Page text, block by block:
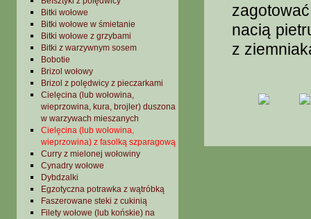
Bitki wołowe
Bitki wołowe w śmietanie
Bitki wołowe z grzybami
Bitki z warzywnym sosem
Bobotie
Brizol wołowy
Brizol z polędwicy z pieczarkami
Cielęcina (lub wołowina,
wieprzowina, kura, brojler) duszona
w warzywach mieszanych
Cielęcina (lub wołowina,
wieprzowina) z fasolką szparagową
Curry z mielonej wołowiny
Cynadry wołowe
Dybdzalki
Egzotyczna potrawka z wątróbką
Faszerowane steki z cukinią
Filety wołowe (lub końskie) na
nacią
z